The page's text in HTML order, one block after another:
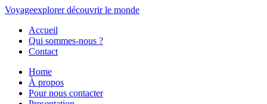
Voyageexplorer découvrirle monde
Accueil
Qui sommes-nous ?
Contact
Home
À propos
Pour nous contacter